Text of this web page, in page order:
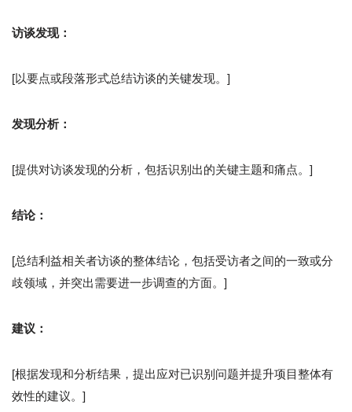
访谈发现：
[以要点或段落形式总结访谈的关键发现。]
发现分析：
[提供对访谈发现的分析，包括识别出的关键主题和痛点。]
结论：
[总结利益相关者访谈的整体结论，包括受访者之间的一致或分
歧领域，并突出需要进一步调查的方面。]
建议：
[根据发现和分析结果，提出应对已识别问题并提升项目整体有
效性的建议。]